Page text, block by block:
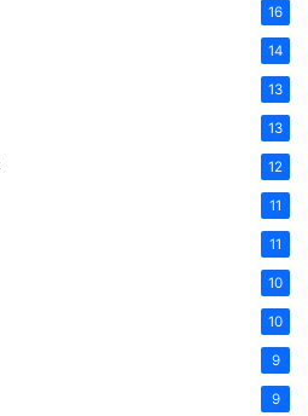
16
14
13
13
12
11
11
10
10
9
9